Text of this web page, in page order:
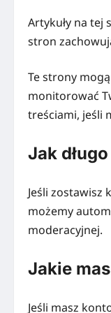
Artykuły na tej
stron
Te strony
monitorować
treściami, jeśli
Jak
Jeśli
możemy
moderacyjnej.
Jakie
Jeśli masz